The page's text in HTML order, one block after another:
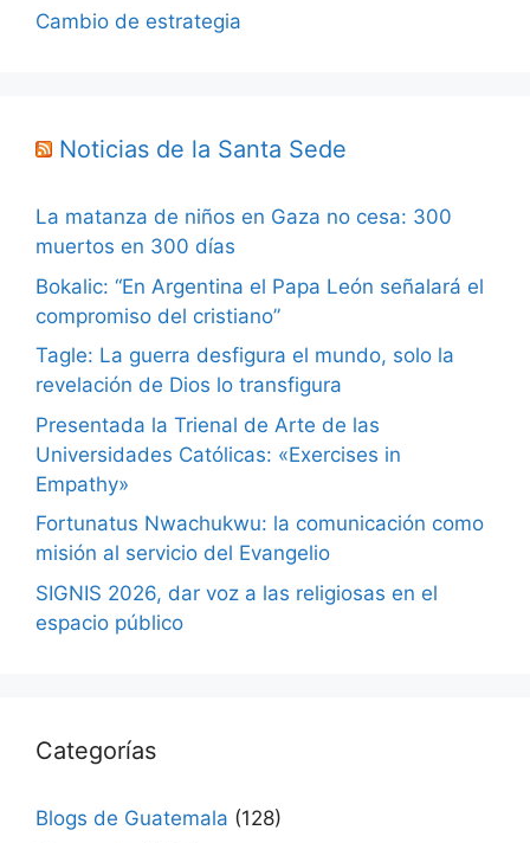
Cambio de estrategia
Noticias de la Santa Sede
La matanza de niños en Gaza no cesa: 300
muertos en 300 días
Bokalic: “En Argentina el Papa León señalará el
compromiso del cristiano”
Tagle: La guerra desfigura el mundo, solo la
revelación de Dios lo transfigura
Presentada la Trienal de Arte de las
Universidades Católicas: «Exercises in
Empathy»
Fortunatus Nwachukwu: la comunicación como
misión al servicio del Evangelio
SIGNIS 2026, dar voz a las religiosas en el
espacio público
Categorías
Blogs de Guatemala (128)